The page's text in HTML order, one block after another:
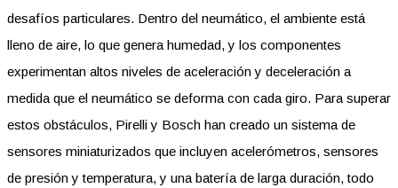
desafíos particulares. Dentro del neumático, el ambiente está
lleno de aire, lo que genera humedad, y los componentes
experimentan altos niveles de aceleración y deceleración a
medida que el neumático se deforma con cada giro. Para superar
estos obstáculos, Pirelli y Bosch han creado un sistema de
sensores miniaturizados que incluyen acelerómetros, sensores
de presión y temperatura, y una batería de larga duración, todo